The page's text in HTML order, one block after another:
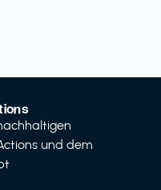
und dem